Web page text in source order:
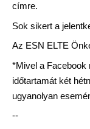
címre.
Sok sikert a
Az ESN ELTE
*Mivel a Facebook
időtartamát két
ugyanolyan
--